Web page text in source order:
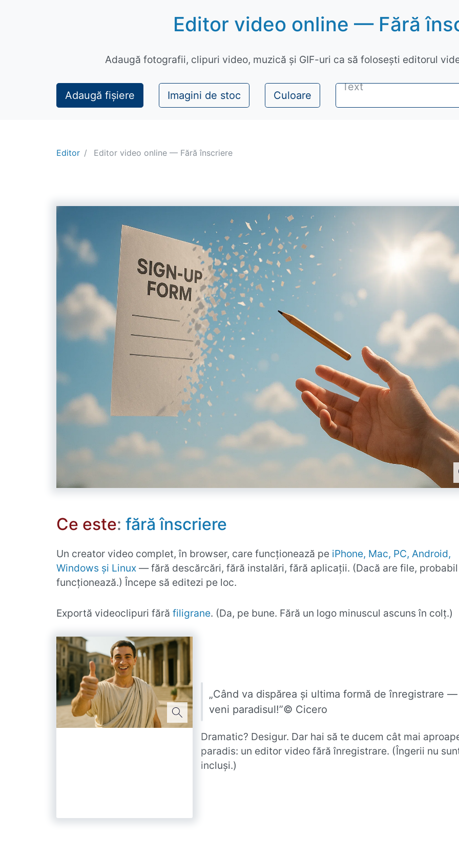
Editor video online — Fără
Adaugă fotografii, clipuri video, muzică și GIF-uri ca să folosești editorul
Adaugă fișiere Imagini de stoc Culoare
Editor
Editor video online — Fără înscriere
Ce este: fără înscriere
Un creator video complet, în browser, care funcționează pe iPhone, Mac, PC, Android,
Windows și Linux— fără descărcări, fără instalări, fără aplicații. (Dacă are file, probabil
funcționează.) Începe să editezi pe loc.
Exportă videoclipuri fără filigrane. (Da, pe bune. Fără un logo minuscul ascuns în colț.)
„Când va dispărea și ultima formă de înregistrare
veni paradisul!”© Cicero
Dramatic? Desigur. Dar hai să te ducem cât mai
paradis: un editor video fără înregistrare. (Îngerii nu
incluși.)